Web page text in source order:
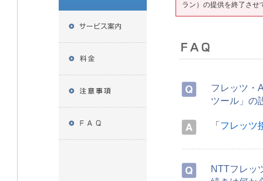
ラン）の提供を終了させ
フレッツ・
ツール」の
「 フレッツ
NTTフレッ